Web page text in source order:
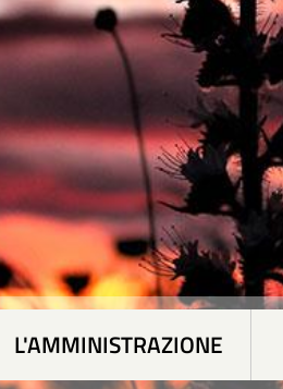
L'AMMINISTRAZIONE